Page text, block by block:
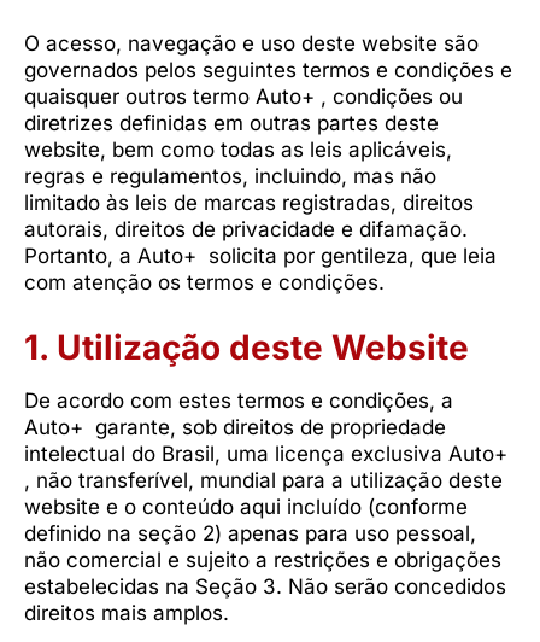
O acesso, navegação e uso deste website são
governados pelos seguintes termos e condições e
quaisquer outros termo Auto+ , condições ou
diretrizes definidas em outras partes deste
website, bem como todas as leis aplicáveis,
regras e regulamentos, incluindo, mas não
limitado às leis de marcas registradas, direitos
autorais, direitos de privacidade e difamação.
Portanto, a Auto+ solicita por gentileza, que leia
com atenção os termos e condições.
1. Utilização deste Website
De acordo com estes termos e condições, a
Auto+ garante, sob direitos de propriedade
intelectual do Brasil, uma licença exclusiva Auto+
, não transferível, mundial para a utilização deste
website e o conteúdo aqui incluído (conforme
definido na seção 2) apenas para uso pessoal,
não comercial e sujeito a restrições e obrigações
estabelecidas na Seção 3. Não serão concedidos
direitos mais amplos.